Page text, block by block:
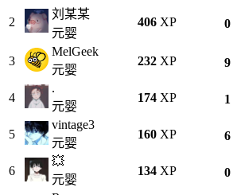
2
刘某某
元婴
406 XP 0
3
MelGeek
元婴
232 XP 9
4
.
元婴
174 XP 1
5
vintage3
元婴
160 XP 6
6
💥
元婴
134 XP 0